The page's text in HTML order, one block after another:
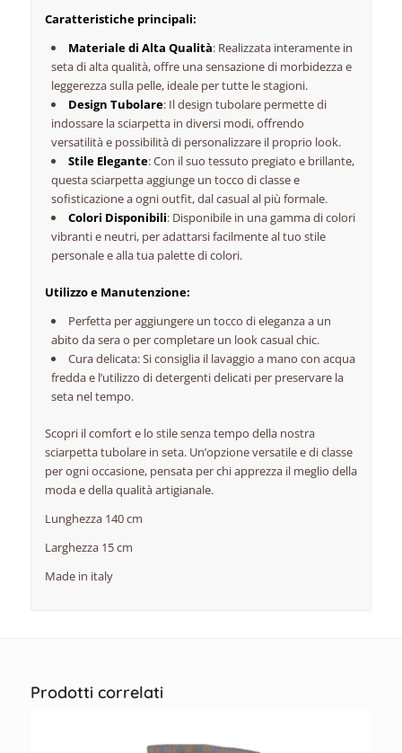
Caratteristiche principali:
Materiale di Alta Qualità: Realizzata interamente in
seta di alta qualità, offre una sensazione di morbidezza e
leggerezza sulla pelle, ideale per tutte le stagioni.
Design Tubolare: Il design tubolare permette di
indossare la sciarpetta in diversi modi, offrendo
versatilità e possibilità di personalizzare il proprio look.
Stile Elegante: Con il suo tessuto pregiato e brillante,
questa sciarpetta aggiunge un tocco di classe e
sofisticazione a ogni outfit, dal casual al più formale.
Colori Disponibili: Disponibile in una gamma di colori
vibranti e neutri, per adattarsi facilmente al tuo stile
personale e alla tua palette di colori.
Utilizzo e Manutenzione:
Perfetta per aggiungere un tocco di eleganza a un
abito da sera o per completare un look casual chic.
Cura delicata: Si consiglia il lavaggio a mano con acqua
fredda e l’utilizzo di detergenti delicati per preservare la
seta nel tempo.
Scopri il comfort e lo stile senza tempo della nostra
sciarpetta tubolare in seta. Un’opzione versatile e di classe
per ogni occasione, pensata per chi apprezza il meglio della
moda e della qualità artigianale.
Lunghezza 140 cm
Larghezza 15 cm
Made in italy
Prodotti correlati